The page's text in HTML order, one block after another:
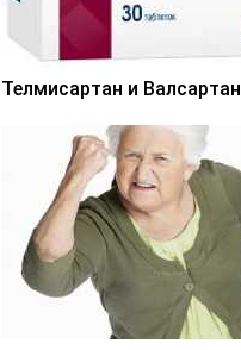
Телмисартан и Валсартан